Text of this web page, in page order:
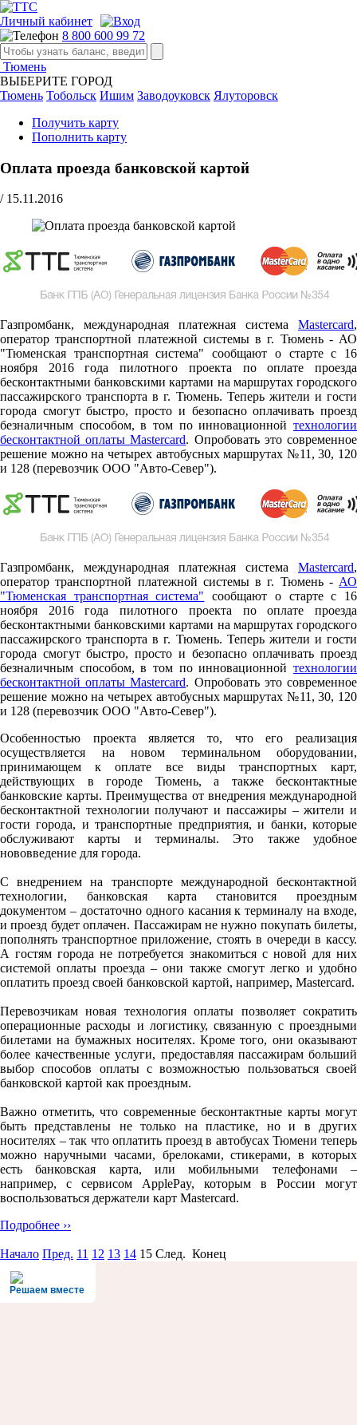
Личный кабинет
8 800 600 99 72
Тюмень
ВЫБЕРИТЕ ГОРОД
Тюмень Тобольск Ишим Заводоуковск Ялуторовск
Получить карту
Пополнить карту
Оплата проезда банковской картой
/ 15.11.2016
Газпромбанк, международная платежная система Mastercard,
оператор транспортной платежной системы в г. Тюмень - АО
"Тюменская транспортная система" сообщают о старте c 16
ноября 2016 года пилотного проекта по оплате проезда
бесконтактными банковскими картами на маршрутах городского
пассажирского транспорта в г. Тюмень. Теперь жители и гости
города смогут быстро, просто и безопасно оплачивать проезд
безналичным способом, в том по инновационной технологии
бесконтактной оплаты Mastercard. Опробовать это современное
решение можно на четырех автобусных маршрутах №11, 30, 120
и 128 (перевозчик ООО "Авто-Север").
Газпромбанк, международная платежная система Mastercard,
оператор транспортной платежной системы в г. Тюмень - АО
"Тюменская транспортная система" сообщают о старте c 16
ноября 2016 года пилотного проекта по оплате проезда
бесконтактными банковскими картами на маршрутах городского
пассажирского транспорта в г. Тюмень. Теперь жители и гости
города смогут быстро, просто и безопасно оплачивать проезд
безналичным способом, в том по инновационной технологии
бесконтактной оплаты Mastercard. Опробовать это современное
решение можно на четырех автобусных маршрутах №11, 30, 120
и 128 (перевозчик ООО "Авто-Север").
Особенностью проекта является то, что его реализация
осуществляется на новом терминальном оборудовании,
принимающем к оплате все виды транспортных карт,
действующих в городе Тюмень, а также бесконтактные
банковские карты. Преимущества от внедрения международной
бесконтактной технологии получают и пассажиры – жители и
гости города, и транспортные предприятия, и банки, которые
обслуживают карты и терминалы. Это также удобное
нововведение для города.
С внедрением на транспорте международной бесконтактной
технологии, банковская карта становится проездным
документом – достаточно одного касания к терминалу на входе,
и проезд будет оплачен. Пассажирам не нужно покупать билеты,
пополнять транспортное приложение, стоять в очереди в кассу.
А гостям города не потребуется знакомиться с новой для них
системой оплаты проезда – они также смогут легко и удобно
оплатить проезд своей банковской картой, например, Mastercard.
Перевозчикам новая технология оплаты позволяет сократить
операционные расходы и логистику, связанную с проездными
билетами на бумажных носителях. Кроме того, они оказывают
более качественные услуги, предоставляя пассажирам больший
выбор способов оплаты с возможностью пользоваться своей
банковской картой как проездным.
Важно отметить, что современные бесконтактные карты могут
быть представлены не только на пластике, но и в других
носителях – так что оплатить проезд в автобусах Тюмени теперь
можно наручными часами, брелоками, стикерами, в которых
есть банковская карта, или мобильными телефонами –
например, с сервисом ApplePay, которым в России могут
воспользоваться держатели карт Mastercard.
Подробнее ››
Начало Пред. 11 12 13 14 15 След. Конец
Решаем вместе